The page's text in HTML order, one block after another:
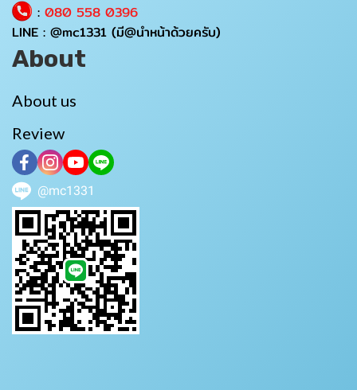
: 080 558 0396
LINE : @mc1331 (มี@นำหน้าด้วยครับ)
About
About us
Review
@mc1331